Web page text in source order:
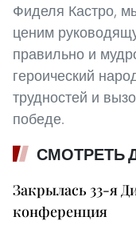
Фиделя Кастро,
ценим
правильно и
героический
трудностей и
победе.
СМОТРЕТЬ
Закрылась 33-я
конференция